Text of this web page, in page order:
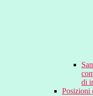
di
Posizioni